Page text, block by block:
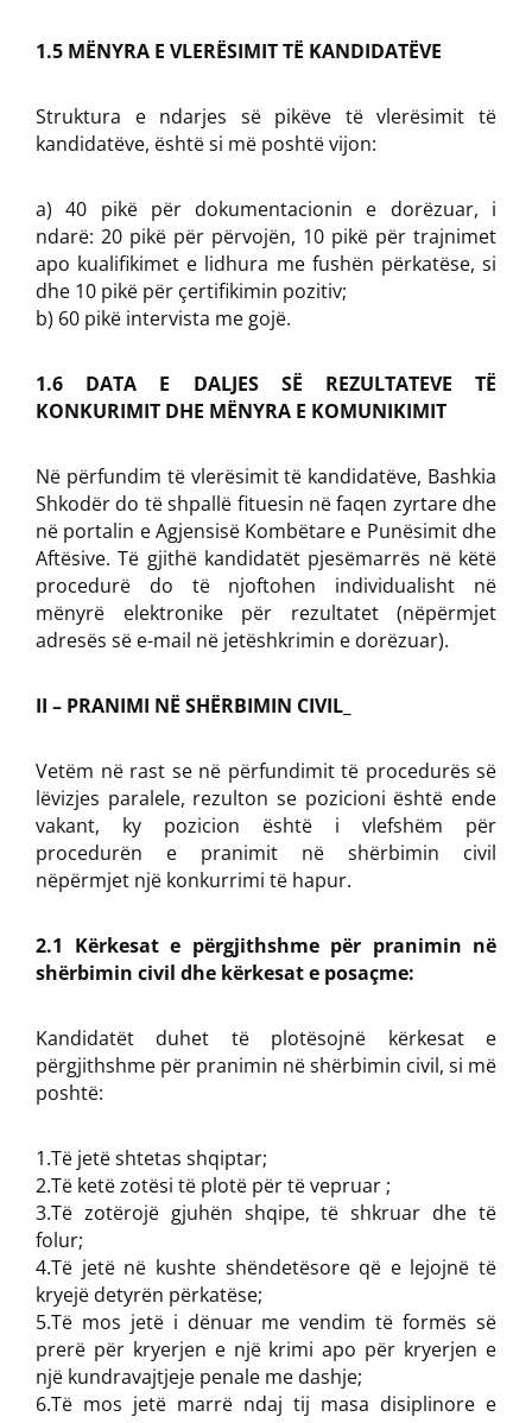
1.5 MËNYRA E VLERËSIMIT TË KANDIDATËVE
Struktura e ndarjes së pikëve të vlerësimit të
kandidatëve, është si më poshtë vijon:
a) 40 pikë për dokumentacionin e dorëzuar, i
ndarë: 20 pikë për përvojën, 10 pikë për trajnimet
apo kualifikimet e lidhura me fushën përkatëse, si
dhe 10 pikë për çertifikimin pozitiv;
b) 60 pikë intervista me gojë.
1.6 DATA E DALJES SË REZULTATEVE TË
KONKURIMIT DHE MËNYRA E KOMUNIKIMIT
Në përfundim të vlerësimit të kandidatëve, Bashkia
Shkodër do të shpallë fituesin në faqen zyrtare dhe
në portalin e Agjensisë Kombëtare e Punësimit dhe
Aftësive. Të gjithë kandidatët pjesëmarrës në këtë
procedurë do të njoftohen individualisht në
mënyrë elektronike për rezultatet (nëpërmjet
adresës së e-mail në jetëshkrimin e dorëzuar).
II – PRANIMI NË SHËRBIMIN CIVIL_
Vetëm në rast se në përfundimit të procedurës së
lëvizjes paralele, rezulton se pozicioni është ende
vakant, ky pozicion është i vlefshëm për
procedurën e pranimit në shërbimin civil
nëpërmjet një konkurrimi të hapur.
2.1 Kërkesat e përgjithshme për pranimin në
shërbimin civil dhe kërkesat e posaçme:
Kandidatët duhet të plotësojnë kërkesat e
përgjithshme për pranimin në shërbimin civil, si më
poshtë:
1.Të jetë shtetas shqiptar;
2.Të ketë zotësi të plotë për të vepruar ;
3.Të zotërojë gjuhën shqipe, të shkruar dhe të
folur;
4.Të jetë në kushte shëndetësore që e lejojnë të
kryejë detyrën përkatëse;
5.Të mos jetë i dënuar me vendim të formës së
prerë për kryerjen e një krimi apo për kryerjen e
një kundravajtjeje penale me dashje;
6.Të mos jetë marrë ndaj tij masa disiplinore e